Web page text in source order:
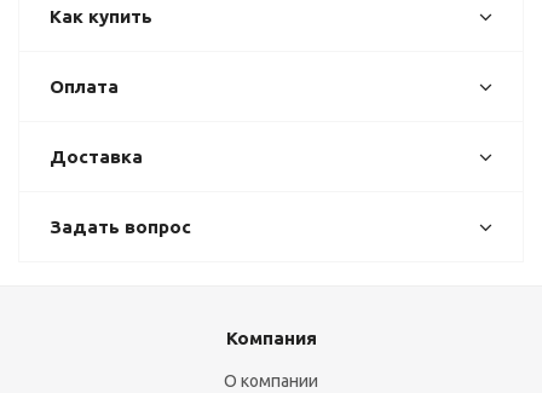
Как купить
Оплата
Доставка
Задать вопрос
Компания
О компании